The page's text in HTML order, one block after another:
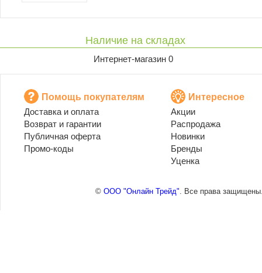
Наличие на складах
Интернет-магазин 0
Помощь покупателям
Доставка и оплата
Возврат и гарантии
Публичная оферта
Промо-коды
Интересное
Акции
Распродажа
Новинки
Бренды
Уценка
© ООО "Онлайн Трейд". Все права